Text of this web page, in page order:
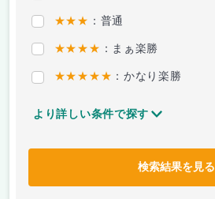
★★★ ：普通
★★★★ ：まぁ楽勝
★★★★★ ：かなり楽勝
より詳しい条件で探す
検索結果を見る